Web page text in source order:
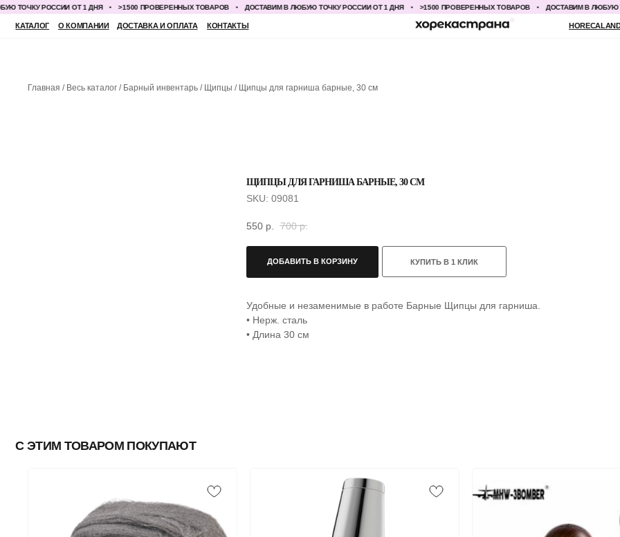
РОССИИ ОТ 1 ДНЯ >1500 ПРОВЕРЕННЫХ ТОВАРОВ ДОСТАВИМ В ЛЮБУЮ ТОЧКУ РОССИИ ОТ 1 ДНЯ >1500 ПРОВЕРЕННЫХ ТОВАРОВ ДОСТАВИМ В ЛЮБУЮ
КАТАЛОГ О КОМПАНИИ ДОСТАВКА И ОПЛАТА КОНТАКТЫ HORECALAND@YANDEX.RU
Главная Весь каталог Барный инвентарь Щипцы Щипцы для гарниша барные, 30 см
ЩИПЦЫ ДЛЯ ГАРНИША БАРНЫЕ, 30 СМ
SKU: 09081
550 р. 700 р.
ДОБАВИТЬ В КОРЗИНУ КУПИТЬ В 1 КЛИК
Удобные и незаменимые в работе Барные Щипцы для гарниша.
• Нерж. сталь
• Длина 30 см